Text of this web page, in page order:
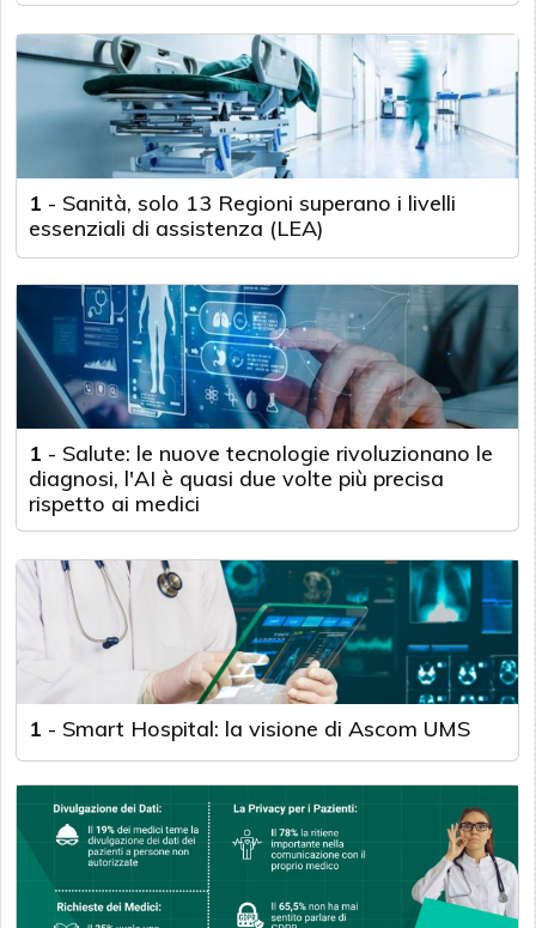
1 - Sanità, solo 13 Regioni superano i livelli
essenziali di assistenza (LEA)
1 - Salute: le nuove tecnologie rivoluzionano le
diagnosi, l'AI è quasi due volte più precisa
rispetto ai medici
1 - Smart Hospital: la visione di Ascom UMS